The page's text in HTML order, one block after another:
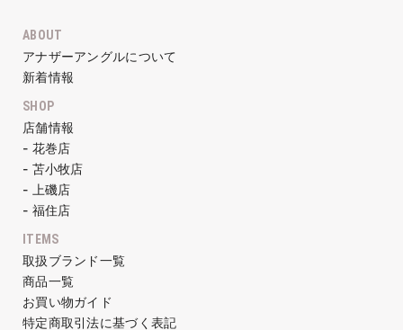
ABOUT
アナザーアングルについて
新着情報
SHOP
店舗情報
- 花巻店
- 苫小牧店
- 上磯店
- 福住店
ITEMS
取扱ブランド一覧
商品一覧
お買い物ガイド
特定商取引法に基づく表記